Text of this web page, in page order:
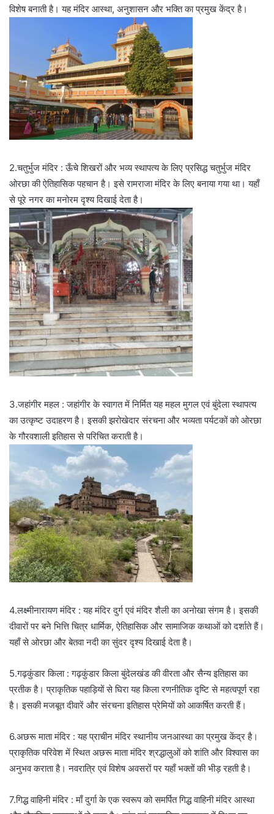
विशेष बनाती है। यह मंदिर आस्था, अनुशासन और भक्ति का प्रमुख केंद्र है।
2.चतुर्भुज मंदिर : ऊँचे शिखरों और भव्य स्थापत्य के लिए प्रसिद्ध चतुर्भुज मंदिर
ओरछा की ऐतिहासिक पहचान है। इसे रामराजा मंदिर के लिए बनाया गया था। यहाँ
से पूरे नगर का मनोरम दृश्य दिखाई देता है।
3.जहांगीर महल : जहांगीर के स्वागत में निर्मित यह महल मुगल एवं बुंदेला स्थापत्य
का उत्कृष्ट उदाहरण है। इसकी झरोखेदार संरचना और भव्यता पर्यटकों को ओरछा
के गौरवशाली इतिहास से परिचित कराती है।
4.लक्ष्मीनारायण मंदिर : यह मंदिर दुर्ग एवं मंदिर शैली का अनोखा संगम है। इसकी
दीवारों पर बने भित्ति चित्र धार्मिक, ऐतिहासिक और सामाजिक कथाओं को दर्शाते हैं।
यहाँ से ओरछा और बेतवा नदी का सुंदर दृश्य दिखाई देता है।
5.गढ़कुंडार किला : गढ़कुंडार किला बुंदेलखंड की वीरता और सैन्य इतिहास का
प्रतीक है। प्राकृतिक पहाड़ियों से घिरा यह किला रणनीतिक दृष्टि से महत्वपूर्ण रहा
है। इसकी मजबूत दीवारें और संरचना इतिहास प्रेमियों को आकर्षित करती हैं।
6.अछरू माता मंदिर : यह प्राचीन मंदिर स्थानीय जनआस्था का प्रमुख केंद्र है।
प्राकृतिक परिवेश में स्थित अछरू माता मंदिर श्रद्धालुओं को शांति और विश्वास का
अनुभव कराता है। नवरात्रि एवं विशेष अवसरों पर यहाँ भक्तों की भीड़ रहती है।
7.गिद्ध वाहिनी मंदिर : माँ दुर्गा के एक स्वरूप को समर्पित गिद्ध वाहिनी मंदिर आस्था